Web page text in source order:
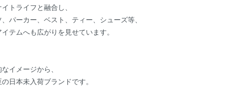
トライフと融合し、
パーカー、ベスト、ティー、シューズ等、
テムへも広がりを見せています。
イメージから、
日本未入荷ブランドです。